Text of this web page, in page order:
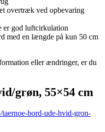
overtræk ved opbevaring
er god luftcirkulation
med en længde på kun 50 cm
eller ændringer, er du
grøn, 55×54 cm
bord-ude-hvid-gron-